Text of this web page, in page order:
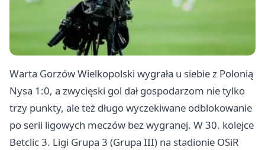
Warta Gorzów Wielkopolski wygrała u siebie z Polonią
Nysa 1:0, a zwycięski gol dał gospodarzom nie tylko
trzy punkty, ale też długo wyczekiwane odblokowanie
po serii ligowych meczów bez wygranej. W 30. kolejce
Betclic 3. Ligi Grupa 3 (Grupa III) na stadionie OSiR